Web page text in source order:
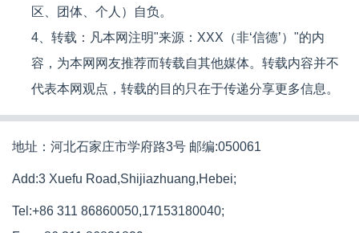
区、团体、个人）自负。
4、转载：凡本网注明"来源：XXX（非‘信德’）"的内
容，为本网网友推荐而转载自其他媒体。转载内容并不
代表本网观点，转载的目的只在于传递分享更多信息。
地址：河北石家庄市学府路3号 邮编:050061
Add:3 Xuefu Road,Shijiazhuang,Hebei;
Tel:+86 311 86860050,17153180040;